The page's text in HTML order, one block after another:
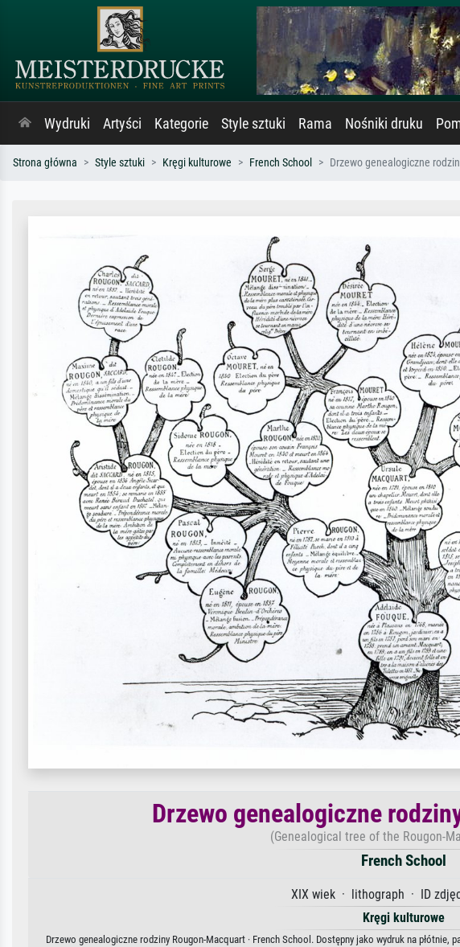
Wydruki Artyści Kategorie Style sztuki Rama Nośniki druku
Strona główna Style sztuki Kręgi kulturowe French School Drzewo genealogiczne
Drzewo genealogiczne
(Genealogical tree of the Rougon-
French School
XIX wiek · lithograph · ID
Kręgi kulturowe
Drzewo genealogiczne rodziny Rougon-Macquart · French School. Dostępny jako wydruk na